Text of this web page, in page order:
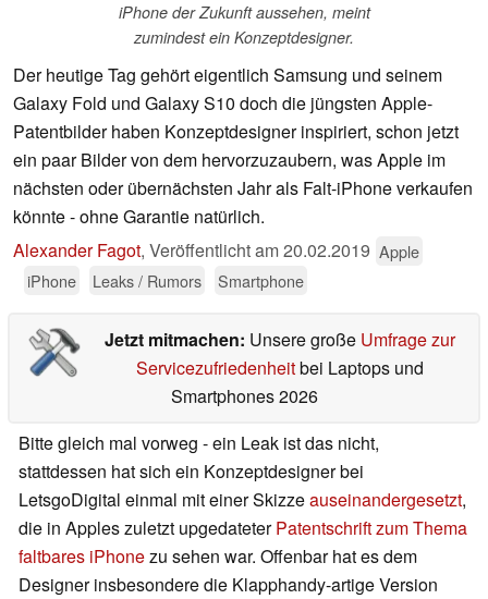
iPhone der Zukunft aussehen, meint
zumindest ein Konzeptdesigner.
Der heutige Tag gehört eigentlich Samsung und seinem
Galaxy Fold und Galaxy S10 doch die jüngsten Apple-
Patentbilder haben Konzeptdesigner inspiriert, schon jetzt
ein paar Bilder von dem hervorzuzaubern, was Apple im
nächsten oder übernächsten Jahr als Falt-iPhone verkaufen
könnte - ohne Garantie natürlich.
Alexander Fagot, Veröffentlicht am20.02.2019 Apple
iPhone
Leaks / Rumors Smartphone
Jetzt mitmachen: Unsere große Umfrage zur
Servicezufriedenheitbei Laptops und
Smartphones 2026
Bitte gleich mal vorweg - ein Leak ist das nicht,
stattdessen hat sich ein Konzeptdesigner bei
LetsgoDigital einmal mit einer Skizzeauseinandergesetzt,
die in Apples zuletzt upgedateterPatentschrift zum Thema
faltbares iPhonezu sehen war. Offenbar hat es dem
Designer insbesondere die Klapphandy-artige Version